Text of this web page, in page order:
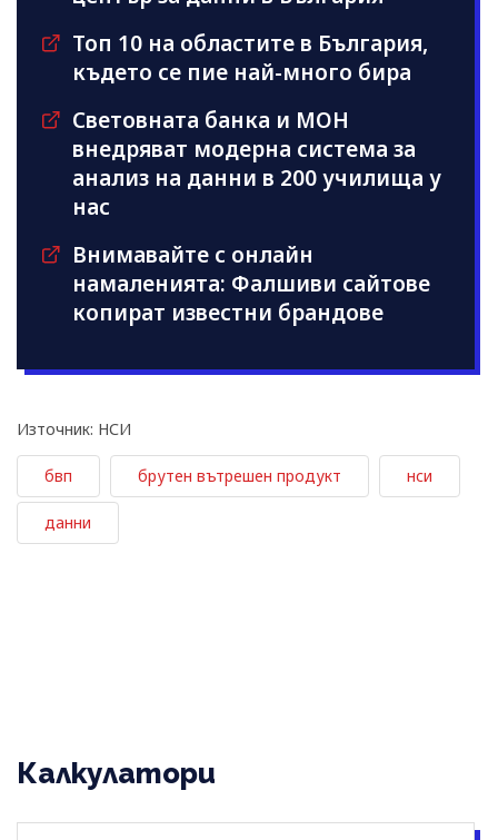
Топ 10 на областите в България,
където се пие най-много бира
Световната банка и МОН
внедряват модерна система за
анализ на данни в 200 училища у
нас
Внимавайте с онлайн
намаленията: Фалшиви сайтове
копират известни брандове
Източник: НСИ
бвп брутен вътрешен продукт нси
данни
Калкулатори